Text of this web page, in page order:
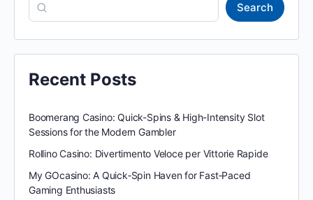
Search
Recent Posts
Boomerang Casino: Quick-Spins & High-Intensity Slot
Sessions for the Modern Gambler
Rollino Casino: Divertimento Veloce per Vittorie Rapide
My GOcasino: A Quick‑Spin Haven for Fast‑Paced
Gaming Enthusiasts